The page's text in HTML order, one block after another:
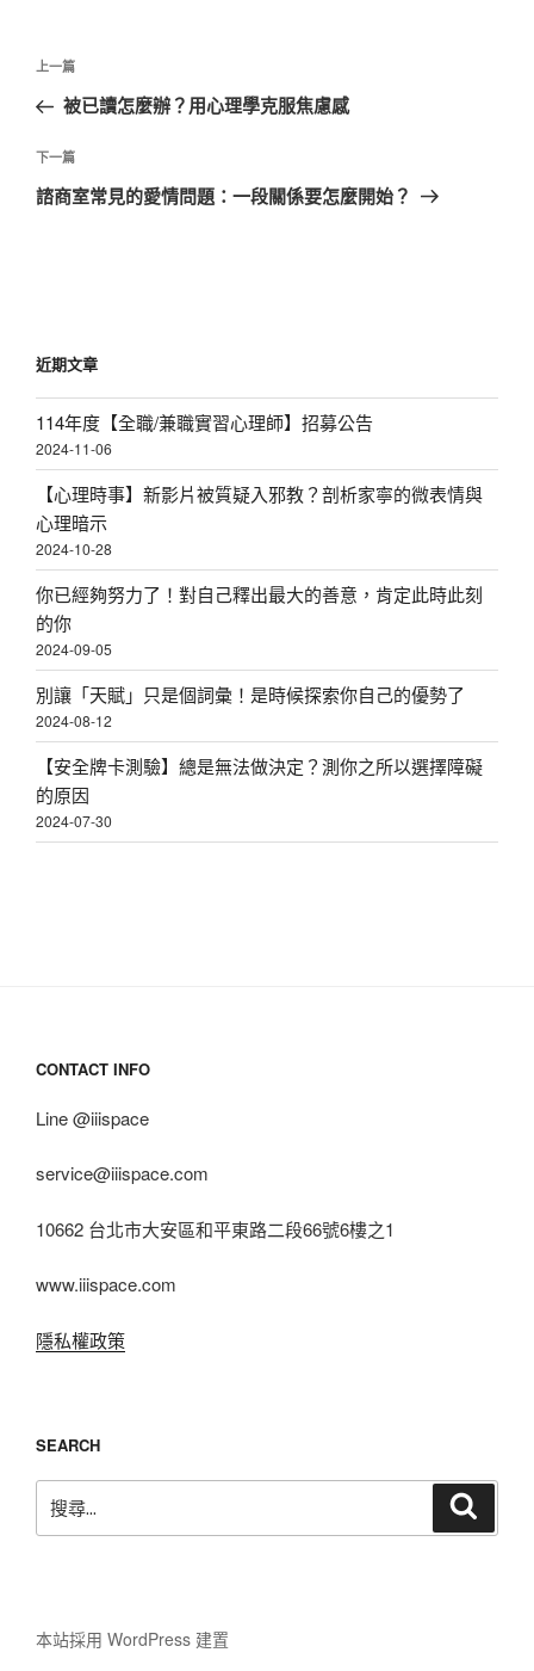
文
導
覽
上
一
文
章
上一篇
被已讀怎麼辦？用心理學克服焦慮感
下
一
下一篇
諮商室常見的愛情問題：一段關係要怎麼開始？
近期文章
114年度【全職/兼職實習心理師】招募公告
2024-11-06
【心理時事】新影片被質疑入邪教？剖析家寧的微表情與
心理暗示
2024-10-28
你已經夠努力了！對自己釋出最大的善意，肯定此時此刻
的你
2024-09-05
別讓「天賦」只是個詞彙！是時候探索你自己的優勢了
2024-08-12
【安全牌卡測驗】總是無法做決定？測你之所以選擇障礙
的原因
2024-07-30
CONTACT INFO
Line @iiispace
service@iiispace.com
10662 台北市大安區和平東路二段66號6樓之1
www.iiispace.com
隱私權政策
SEARCH
尋
本站採用 WordPress 建置